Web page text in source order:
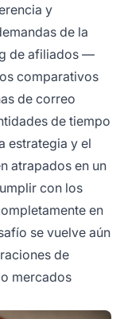
y
de la
de afiliados —
comparativos
de correo
de tiempo
estrategia y el
atrapados en un
con los
en
se vuelve aún
de
mercados